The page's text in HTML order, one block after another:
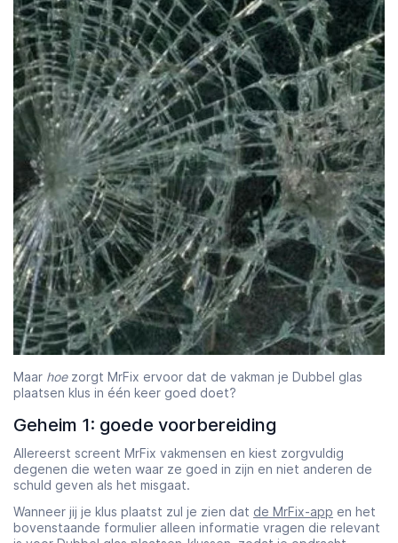
Maar hoezorgt MrFix ervoor dat de vakman je Dubbel glas
plaatsen klus in één keer goed doet?
Geheim 1: goede voorbereiding
Allereerst screent MrFix vakmensen en kiest zorgvuldig
degenen die weten waar ze goed in zijn en niet anderen de
schuld geven als het misgaat.
Wanneer jij je klus plaatst zul je zien dat de MrFix-app en het
bovenstaande formulier alleen informatie vragen die relevant
Starttijd
07:00
Eindtijd
23:00